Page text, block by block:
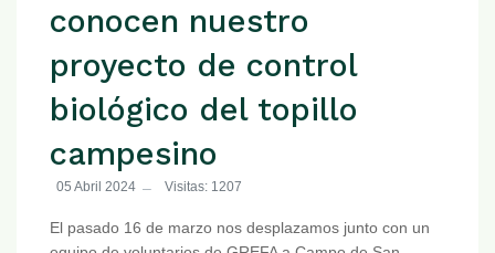
conocen nuestro
proyecto de control
biológico del topillo
campesino
05 Abril 2024 Visitas: 1207
El pasado 16 de marzo nos desplazamos junto con un